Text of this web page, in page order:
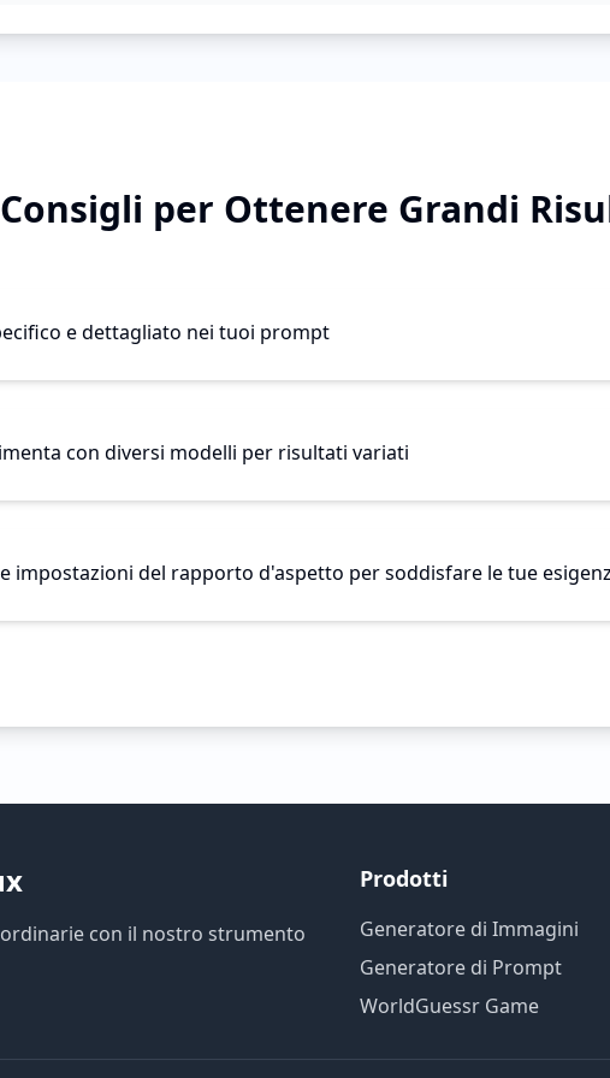
Consigli per Ottenere Grandi
e dettagliato nei tuoi prompt
con diversi modelli per risultati variati
impostazioni del rapporto d'aspetto per soddisfare le tue
con il nostro strumento
Prodotti
Generatore di Immagini
Generatore di Prompt
WorldGuessr Game